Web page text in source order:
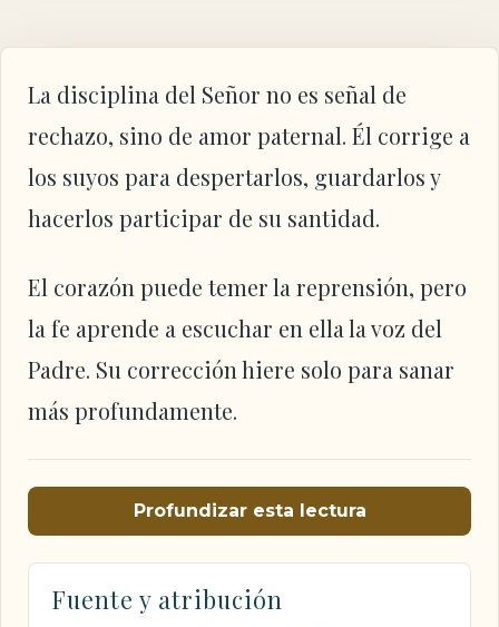
La disciplina del Señor no es señal de
rechazo, sino de amor paternal. Él corrige a
los suyos para despertarlos, guardarlos y
hacerlos participar de su santidad.
El corazón puede temer la reprensión, pero
la fe aprende a escuchar en ella la voz del
Padre. Su corrección hiere solo para sanar
más profundamente.
Profundizar esta lectura
Fuente y atribución